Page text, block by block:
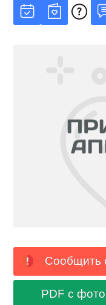
Сообщить
PDF с фото